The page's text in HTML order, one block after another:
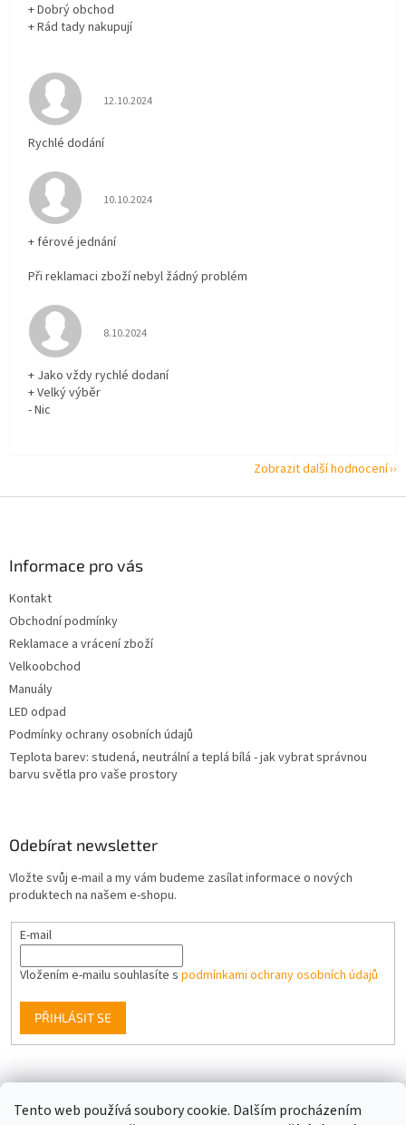
Tento web používá soubory cookie. Dalším procházením
+ Dobrý obchod
+ Rád tady nakupují
Hodnocení obchodu je 5 z 5 hvězdiček.
12.10.2024
Rychlé dodání
Hodnocení obchodu je 5 z 5 hvězdiček.
10.10.2024
+ férové jednání
Při reklamaci zboží nebyl žádný problém
Hodnocení obchodu je 5 z 5 hvězdiček.
8.10.2024
+ Jako vždy rychlé dodaní
+ Velký výběr
- Nic
Zobrazit další hodnocení
Informace pro vás
Kontakt
Obchodní podmínky
Reklamace a vrácení zboží
Velkoobchod
Manuály
LED odpad
Podmínky ochrany osobních údajů
Teplota barev: studená, neutrální a teplá bílá - jak vybrat správnou
barvu světla pro vaše prostory
Odebírat newsletter
Vložte svůj e-mail a my vám budeme zasílat informace o nových
produktech na našem e-shopu.
E-mail
Vložením e-mailu souhlasíte s podmínkami ochrany osobních údajů
PŘIHLÁSIT SE
Facebook